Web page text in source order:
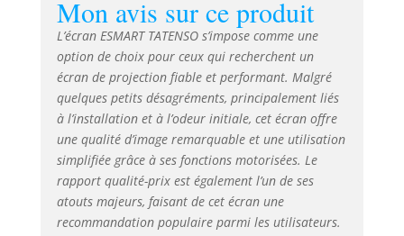
qualité pour un contraste
optimal – masquage noir
intégral et support opaque ; le
tissu est hydrofuge, lavable,
résistant à la moisissure et
ignifugé.
Mon avis sur ce produit
L’écran ESMART TATENSO s’impose comme une
option de choix pour ceux qui recherchent un
écran de projection fiable et performant. Malgré
quelques petits désagréments, principalement liés
à l’installation et à l’odeur initiale, cet écran offre
une qualité d’image remarquable et une utilisation
simplifiée grâce à ses fonctions motorisées. Le
rapport qualité-prix est également l’un de ses
atouts majeurs, faisant de cet écran une
recommandation populaire parmi les utilisateurs.